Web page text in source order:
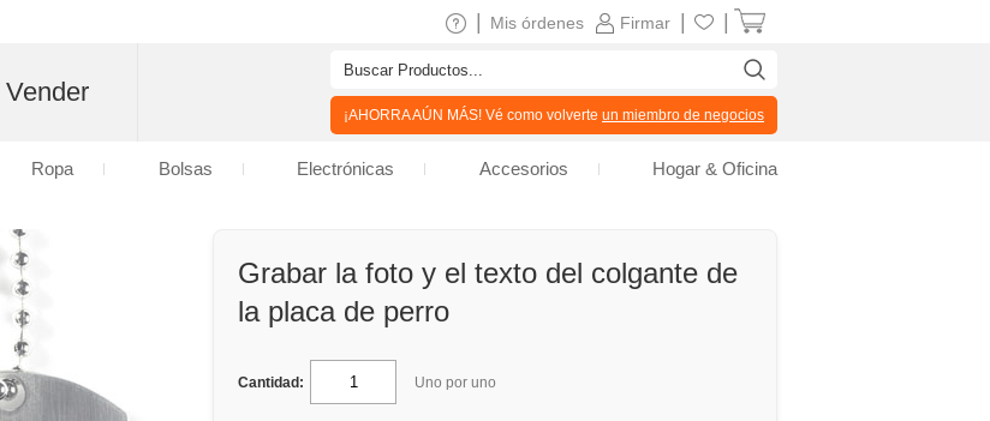
Grabar la foto y el texto del colgante de
la placa de perro
Cantidad: Uno por uno
Firmar
Mis órdenes
Vender
¡AHORRA AÚN MÁS! Vé como volverte un miembro de negocios
Ropa Bolsas Electrónicas Accesorios Hogar & Oficina